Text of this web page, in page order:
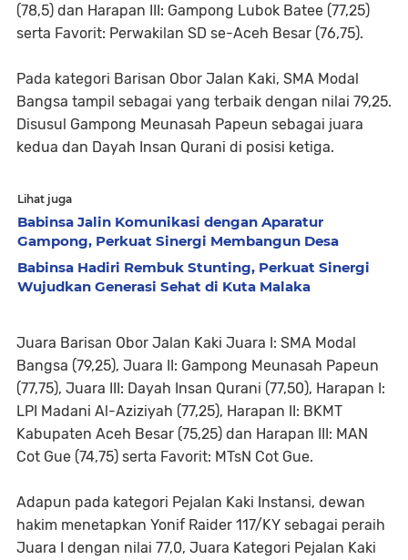
(78,5) dan Harapan III: Gampong Lubok Batee (77,25)
serta Favorit: Perwakilan SD se-Aceh Besar (76,75).
Pada kategori Barisan Obor Jalan Kaki, SMA Modal
Bangsa tampil sebagai yang terbaik dengan nilai 79,25.
Disusul Gampong Meunasah Papeun sebagai juara
kedua dan Dayah Insan Qurani di posisi ketiga.
Lihat juga
Babinsa Jalin Komunikasi dengan Aparatur
Gampong, Perkuat Sinergi Membangun Desa
Babinsa Hadiri Rembuk Stunting, Perkuat Sinergi
Wujudkan Generasi Sehat di Kuta Malaka
Juara Barisan Obor Jalan Kaki Juara I: SMA Modal
Bangsa (79,25), Juara II: Gampong Meunasah Papeun
(77,75), Juara III: Dayah Insan Qurani (77,50), Harapan I:
LPI Madani Al-Aziziyah (77,25), Harapan II: BKMT
Kabupaten Aceh Besar (75,25) dan Harapan III: MAN
Cot Gue (74,75) serta Favorit: MTsN Cot Gue.
Adapun pada kategori Pejalan Kaki Instansi, dewan
hakim menetapkan Yonif Raider 117/KY sebagai peraih
Juara I dengan nilai 77,0, Juara Kategori Pejalan Kaki